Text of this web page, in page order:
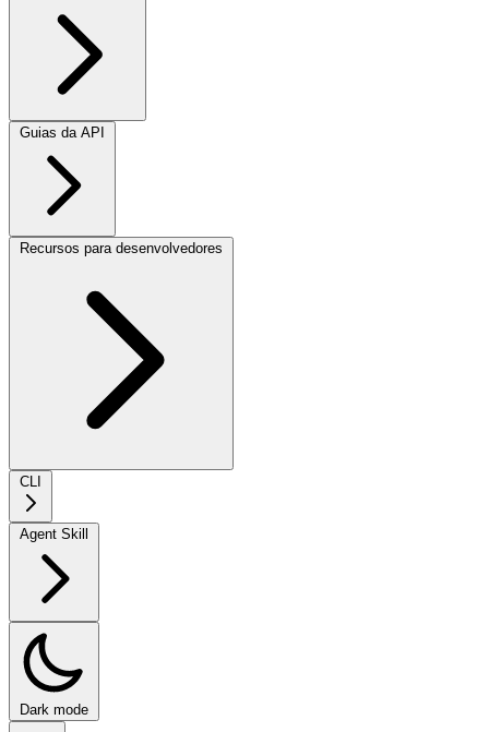
Guias da API
Recursos para desenvolvedores
CLI
Agent Skill
Dark mode